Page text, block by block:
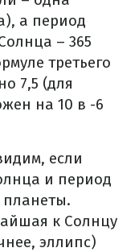
а период
– 365
третьего
7,5 (для
на 10 в -6
если
и период
к Солнцу
эллипс)